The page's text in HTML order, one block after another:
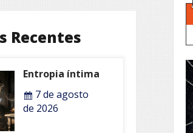
Recentes
Entropia íntima
7 de agosto
de 2026